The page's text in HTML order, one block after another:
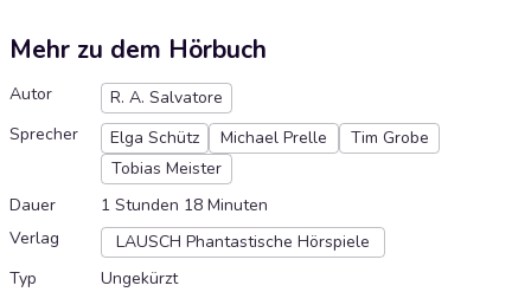
Mehr zu dem Hörbuch
Autor
R. A. Salvatore
Sprecher
Elga Schütz Michael Prelle
Tim Grobe
Tobias Meister
Dauer
1 Stunden 18 Minuten
Verlag
LAUSCH Phantastische Hörspiele
Typ
Ungekürzt